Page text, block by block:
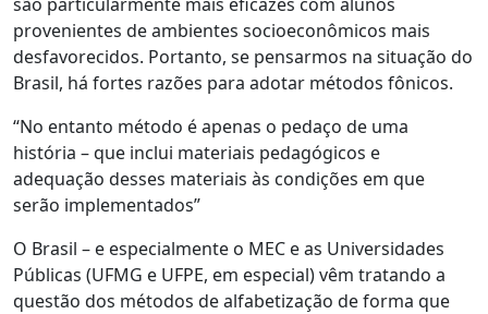
provenientes de ambientes socioeconômicos mais
desfavorecidos. Portanto, se pensarmos na situação do
Brasil, há fortes razões para adotar métodos fônicos.
“No entanto método é apenas o pedaço de uma
história – que inclui materiais pedagógicos e
adequação desses materiais às condições em que
serão implementados”
O Brasil – e especialmente o MEC e as Universidades
Públicas (UFMG e UFPE, em especial) vêm tratando a
questão dos métodos de alfabetização de forma que